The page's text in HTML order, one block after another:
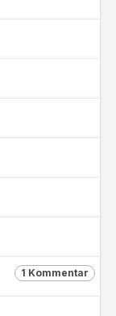
1 Kommentar